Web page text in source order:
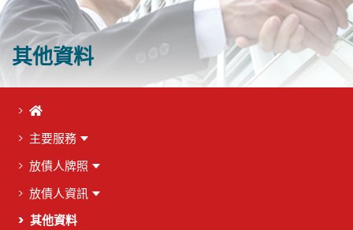
其他資料
首頁
主要服務
放債人牌照
放債人資訊
其他資料